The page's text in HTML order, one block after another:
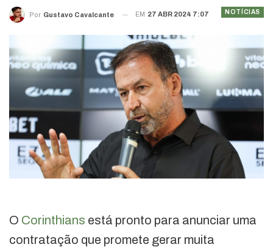
NOTÍCIAS
Por Gustavo Cavalcante EM 27 ABR 2024 7:07
O Corinthians está pronto para anunciar uma
contratação que promete gerar muita